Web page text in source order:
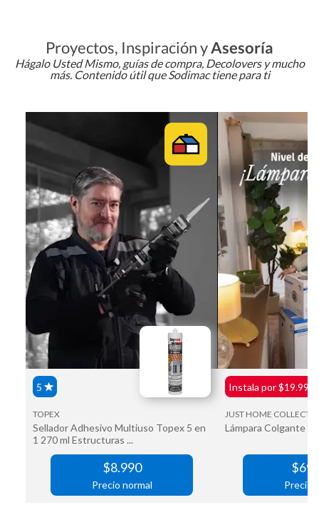
Proyectos, Inspiración yAsesoría
Hágalo Usted Mismo, guías de compra, Decolovers y mucho
más. Contenido útil que Sodimac tiene para ti